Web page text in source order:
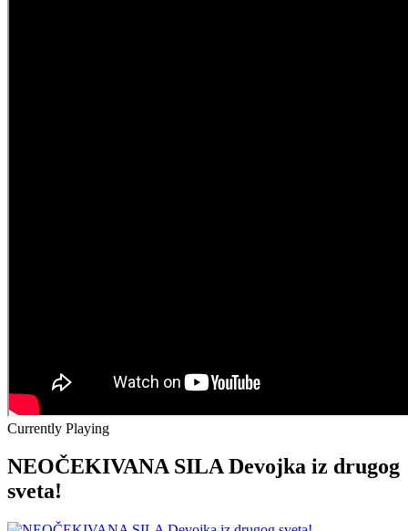
Currently Playing
NEOČEKIVANA SILA Devojka iz drugog
sveta!